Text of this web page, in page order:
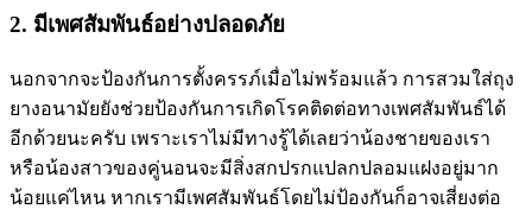
2. มีเพศสัมพันธ์อย่างปลอดภัย
นอกจากจะป้องกันการตั้งครรภ์เมื่อไม่พร้อมแล้ว การสวมใส่ถุง
ยางอนามัยยังช่วยป้องกันการเกิดโรคติดต่อทางเพศสัมพันธ์ได้
อีกด้วยนะครับ เพราะเราไม่มีทางรู้ได้เลยว่าน้องชายของเรา
หรือน้องสาวของคู่นอนจะมีสิ่งสกปรกแปลกปลอมแฝงอยู่มาก
น้อยแค่ไหน หากเรามีเพศสัมพันธ์โดยไม่ป้องกันก็อาจเสี่ยงต่อ